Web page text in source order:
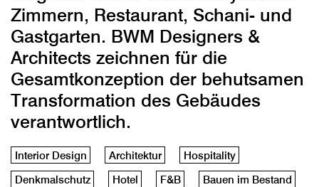
Zimmern, Restaurant, Schani- und
Gastgarten. BWM Designers &
Architects zeichnen für die
Gesamtkonzeption der behutsamen
Transformation des Gebäudes
verantwortlich.
Interior Design Architektur
Hospitality
Denkmalschutz
Hotel F&B Bauen im Bestand